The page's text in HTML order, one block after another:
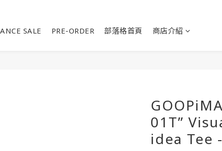
SALE PRE-ORDER 部落格首頁 商店介紹
01T”
idea Tee